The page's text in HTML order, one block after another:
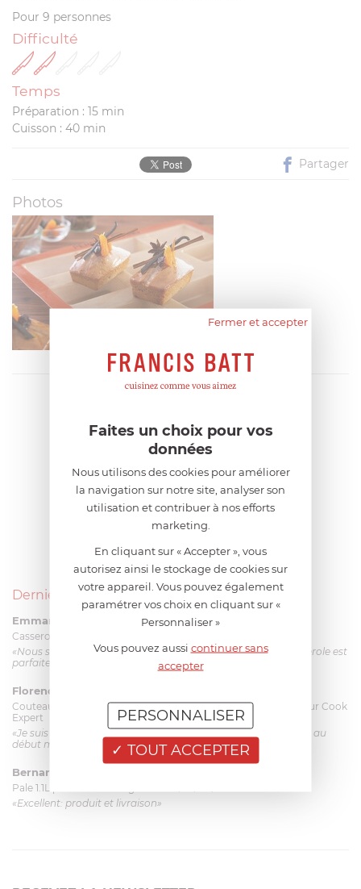
Pour 9 personnes
Difficulté
Temps
Préparation : 15 min
Cuisson : 40 min
Partager
Photos
Derniers avis produits
Emmanuel 56 ans le 23/06/2026 à 12:04
Casserole mini 9 cm Castelpro 5 ply poignée fixe
«Nous sommes dans un produit de haute qualité. Cette casserole est
parfaite pour l'élaboration des sauces et vient complé...»
Florence 63 ans
Couteau complet avec lame, joint & écrou pour le robot cuiseur Cook
Expert
«Je suis satisfaite du couteau Magimix. L'écrou est un peu dur au
début mais ça le fait. La livraison a été très rapide. ...»
Bernard
Pale 1.1L pour Glacier Magimix 11031/121/123/124
«Excellent: produit et livraison»
Fermer et accepter
Faites un choix pour vos
données
Nous utilisons des cookies pour améliorer
la navigation sur notre site, analyser son
utilisation et contribuer à nos efforts
marketing.
En cliquant sur « Accepter », vous
autorisez ainsi le stockage de cookies sur
votre appareil. Vous pouvez également
paramétrer vos choix en cliquant sur «
Personnaliser »
Vous pouvez aussi continuer sans
accepter
TOUT ACCEPTER
PERSONNALISER